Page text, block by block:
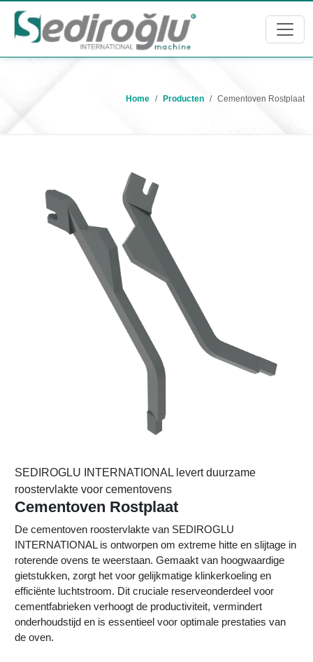
Home Producten Cementoven Rostplaat
SEDIROGLU INTERNATIONAL levert duurzame
roostervlakte voor cementovens
Cementoven Rostplaat
De cementoven roostervlakte van SEDIROGLU
INTERNATIONAL is ontworpen om extreme hitte en slijtage in
roterende ovens te weerstaan. Gemaakt van hoogwaardige
gietstukken, zorgt het voor gelijkmatige klinkerkoeling en
efficiënte luchtstroom. Dit cruciale reserveonderdeel voor
cementfabrieken verhoogt de productiviteit, vermindert
onderhoudstijd en is essentieel voor optimale prestaties van
de oven.